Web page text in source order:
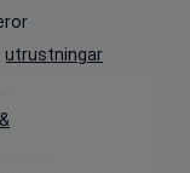
utrustningar